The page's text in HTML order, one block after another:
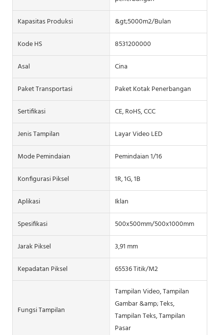
Kapasitas Produksi
&gt;5000m2/Bulan
Kode HS
8531200000
Asal
Cina
Paket Transportasi
Paket Kotak Penerbangan
Sertifikasi
CE, RoHS, CCC
Jenis Tampilan
Layar Video LED
Mode Pemindaian
Pemindaian 1/16
Konfigurasi Piksel
1R, 1G, 1B
Aplikasi
Iklan
Spesifikasi
500x500mm/500x1000mm
Jarak Piksel
3,91 mm
Kepadatan Piksel
65536 Titik/M2
Fungsi Tampilan
Tampilan Video, Tampilan
Gambar &amp; Teks,
Tampilan Teks, Tampilan
Pasar